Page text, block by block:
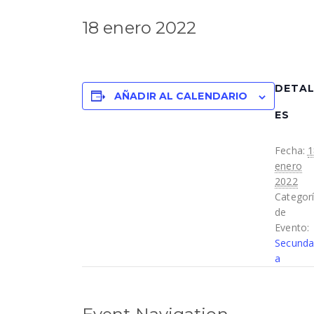
18 enero 2022
AÑADIR AL CALENDARIO
ES
Fecha:
enero
2022
de
Evento:
a